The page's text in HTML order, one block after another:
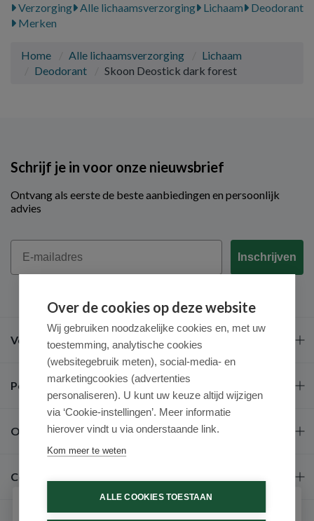
Verzorging Alle lichaamsverzorging Lichaam
Deodorant
Merken
Home Alle lichaamsverzorging
Lichaam
Deodorant
Skoon Deostick dark forest
Schrijf je in voor onze nieuwsbrief
Ontvang als eerste de beste aanbiedingen en persoonlijk
advies
Email
Inschrijven
Veel gestelde vragen
Populaire merken
Over ons
Contact
Over de cookies op deze website
Wij gebruiken noodzakelijke cookies en, met uw
toestemming, analytische cookies
(websitegebruik meten), social-media- en
marketingcookies (advertenties
personaliseren). U kunt uw keuze altijd wijzigen
via ‘Cookie-instellingen’. Meer informatie
hierover vindt u via onderstaande link.
Kom meer te weten
ALLE COOKIES TOESTAAN